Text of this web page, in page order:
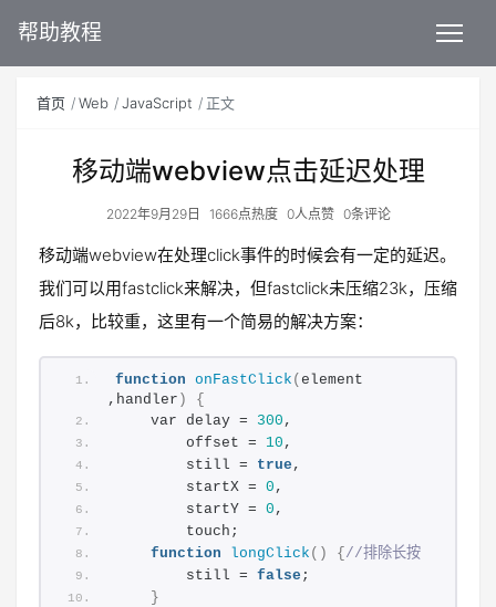
帮助教程
首页 Web JavaScript 正文
移动端webview点击延迟处理
2022年9月29日 1666点热度 0人点赞 0条评论
移动端webview在处理click事件的时候会有一定的延迟。
我们可以用fastclick来解决，但fastclick未压缩23k，压缩
后8k，比较重，这里有一个简易的解决方案：
function onFastClick ( element
,handler )
{
    var delay =
300 ,
        offset =
10 ,
        still =
true ,
        startX =
0 ,
        startY =
0 ,
        touch;
function
longClick () { //排除长按
        still =
false ;
}